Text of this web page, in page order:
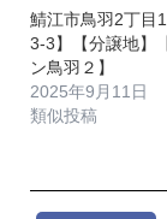
鯖江市鳥羽2丁目
3-3】【分譲地】
ン鳥羽２】
2025年9月11日
類似投稿